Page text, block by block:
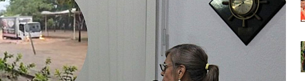
Melissa Madero Exige Aclarar Sustento Legal De Las Descargas Residuales Al Mar
Washington Enfrenta Una Emergencia Ambiental Por Incendios Históricos
Avanza Plan Para Construir Estadio De Tritones Vallarta; Será Financiado Por Privados
Nuevas Concesiones De Taxis En Puerto Vallarta, ¿para Quiénes Aplica Y Cómo Tramitarlas?
Mueren Cuatro Personas Tras Explosión De Una Pipa En Tlaquepaque (VIDEO)
Bruno Blancas Lleva El Mensaje De La Cuarta Transformación A Puerto Vallarta Y Tomatlán